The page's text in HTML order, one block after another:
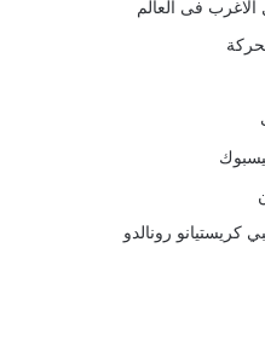
فى العالم
كريستيانو رونالدو